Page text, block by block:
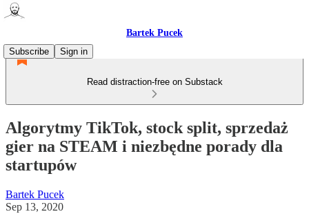
Bartek Pucek
Subscribe
Sign in
Read distraction-free on Substack
Algorytmy TikTok, stock split, sprzedaż
gier na STEAM i niezbędne porady dla
startupów
Bartek Pucek
Sep 13, 2020